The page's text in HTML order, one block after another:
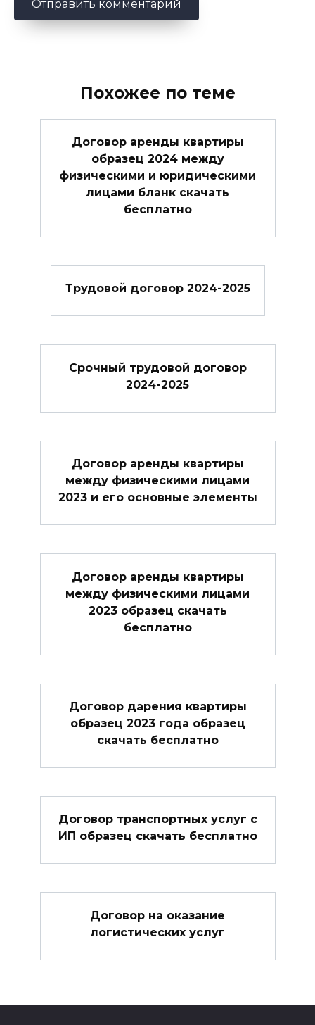
Похожее по теме
Договор аренды квартиры
образец 2024 между
физическими и юридическими
лицами бланк скачать
бесплатно
Трудовой договор 2024-2025
Cрочный трудовой договор
2024-2025
Договор аренды квартиры
между физическими лицами
2023 и его основные элементы
Договор аренды квартиры
между физическими лицами
2023 образец скачать
бесплатно
Договор дарения квартиры
образец 2023 года образец
скачать бесплатно
Договор транспортных услуг с
ИП образец скачать бесплатно
Договор на оказание
логистических услуг